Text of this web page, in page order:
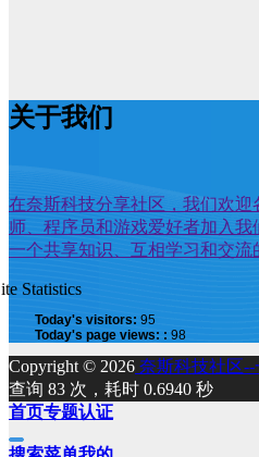
关于我们
在奈斯科技分享社区，我们欢
师、程序员和游戏爱好者加入
一个共享知识、互相学习和交流
Statistics
Today's visitors: 95
Today's page views: : 98
Copyright © 2026 奈斯科技社区
查询 83 次，耗时 0.6940 秒
首页专题认证